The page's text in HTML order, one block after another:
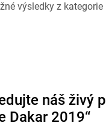
výsledky z
náš živý
Dakar 2019“